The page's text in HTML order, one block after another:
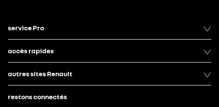
service Pro
accès rapides
autres sites Renault
restons connectés